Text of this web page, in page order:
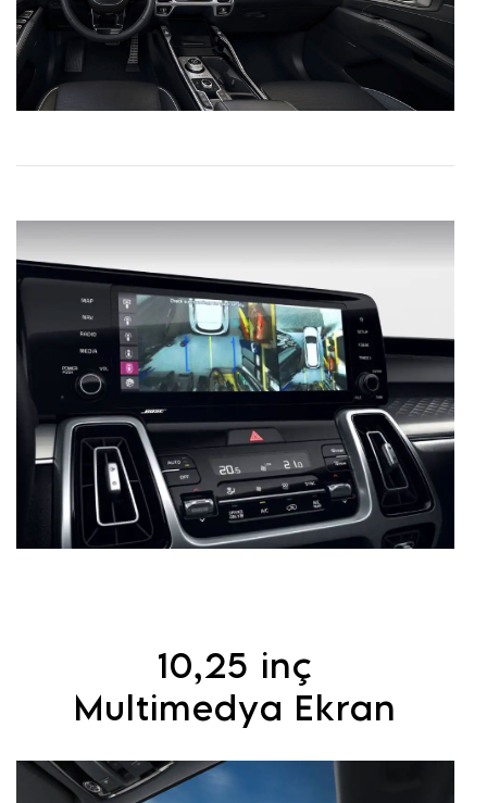
10,25 inç
Multimedya Ekran